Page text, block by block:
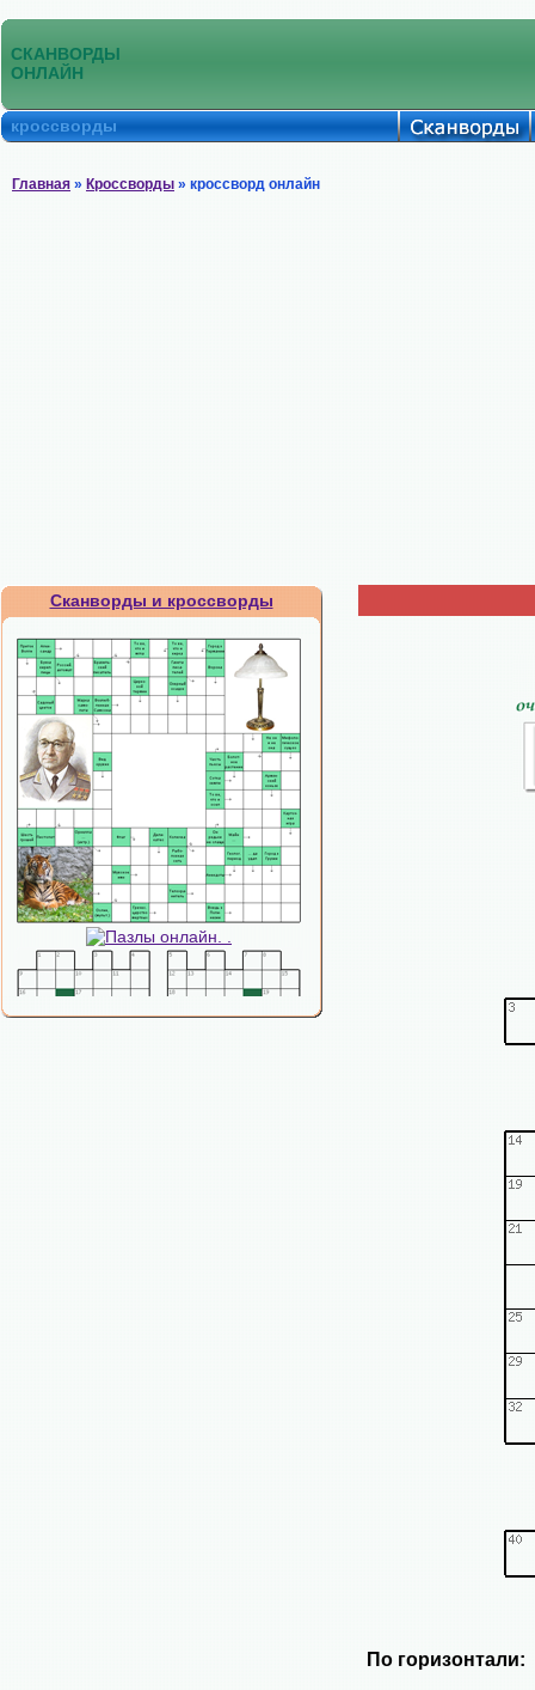
СКАНВОРДЫ
ОНЛАЙН
кроссворды
Главная » Кроссворды » кроссворд онлайн
Сканворды и кроссворды
По горизонтали: